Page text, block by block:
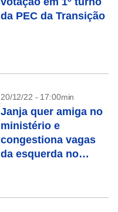
da PEC da Transição
20/12/22 - 17:00min
Janja quer amiga no
ministério e
congestiona vagas
da esquerda no